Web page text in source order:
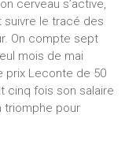
cerveau s’active,
suivre le tracé des
On compte sept
mois de mai
prix Leconte de 50
cinq fois son salaire
triomphe pour